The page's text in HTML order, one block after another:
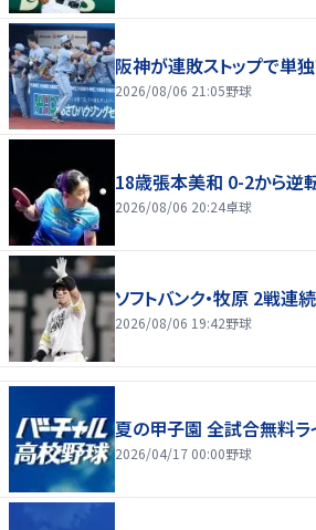
阪神が連敗ストップで単
2026/08/06 21:05野球
18歳張本美和 0-2から逆
2026/08/06 20:24卓球
ソフトバンク・牧原 2戦連
2026/08/06 19:42野球
夏の甲子園 全試合無料ラ
2026/04/17 00:00野球